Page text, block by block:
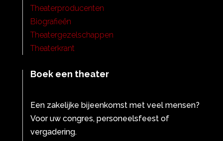
Theaterproducenten
Biografieën
Theatergezelschappen
Theaterkrant
Boek een theater
Een zakelijke bijeenkomst met veel mensen?
Voor uw congres, personeelsfeest of
vergadering.